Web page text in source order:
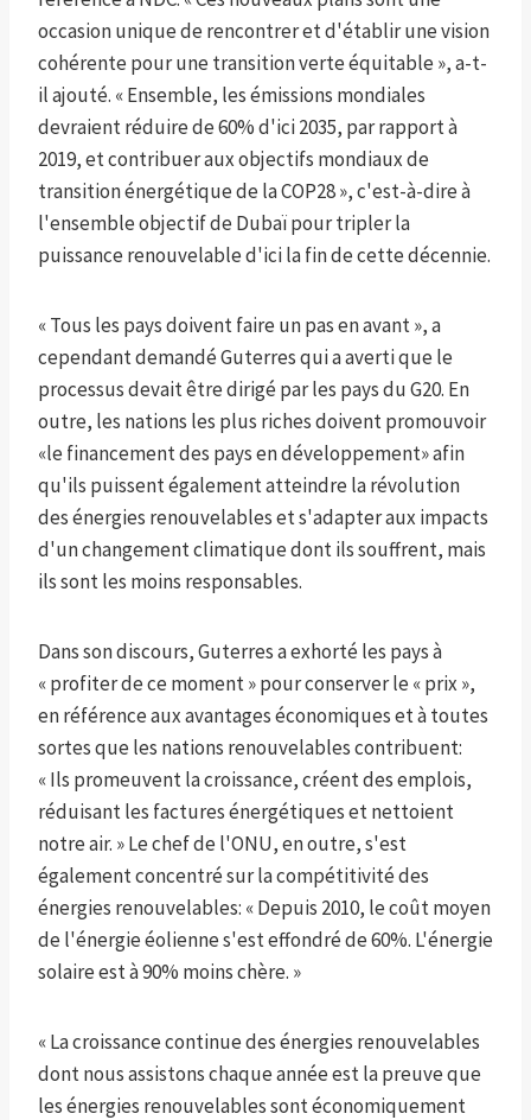
occasion unique de rencontrer et d'établir une vision
cohérente pour une transition verte équitable », a-t-
il ajouté. « Ensemble, les émissions mondiales
devraient réduire de 60% d'ici 2035, par rapport à
2019, et contribuer aux objectifs mondiaux de
transition énergétique de la COP28 », c'est-à-dire à
l'ensemble objectif de Dubaï pour tripler la
puissance renouvelable d'ici la fin de cette décennie.
« Tous les pays doivent faire un pas en avant », a
cependant demandé Guterres qui a averti que le
processus devait être dirigé par les pays du G20. En
outre, les nations les plus riches doivent promouvoir
«le financement des pays en développement» afin
qu'ils puissent également atteindre la révolution
des énergies renouvelables et s'adapter aux impacts
d'un changement climatique dont ils souffrent, mais
ils sont les moins responsables.
Dans son discours, Guterres a exhorté les pays à
« profiter de ce moment » pour conserver le « prix »,
en référence aux avantages économiques et à toutes
sortes que les nations renouvelables contribuent:
« Ils promeuvent la croissance, créent des emplois,
réduisant les factures énergétiques et nettoient
notre air. » Le chef de l'ONU, en outre, s'est
également concentré sur la compétitivité des
énergies renouvelables: « Depuis 2010, le coût moyen
de l'énergie éolienne s'est effondré de 60%. L'énergie
solaire est à 90% moins chère. »
« La croissance continue des énergies renouvelables
dont nous assistons chaque année est la preuve que
les énergies renouvelables sont économiquement